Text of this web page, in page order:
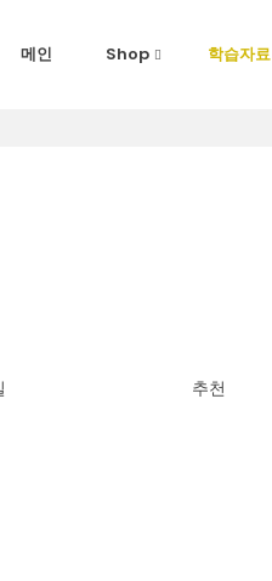
메인 Shop 학습자료
추천